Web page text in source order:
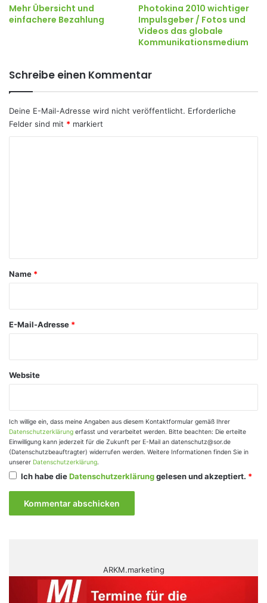
Mehr Übersicht und
einfachere Bezahlung
Photokina 2010 wichtiger
Impulsgeber / Fotos und
Videos das globale
Kommunikationsmedium
Schreibe einen Kommentar
Deine E-Mail-Adresse wird nicht veröffentlicht. Erforderliche
Felder sind mit * markiert
a
Name *
E-Mail-Adresse *
Website
Ich willige ein, dass meine Angaben aus diesem Kontaktformular gemäß Ihrer
Datenschutzerklärung erfasst und verarbeitet werden. Bitte beachten: Die erteilte
Einwilligung kann jederzeit für die Zukunft per E-Mail an datenschutz@sor.de
(Datenschutzbeauftragter) widerrufen werden. Weitere Informationen finden Sie in
unserer Datenschutzerklärung.
Ich habe dieDatenschutzerklärunggelesen und akzeptiert. *
ARKM.marketing